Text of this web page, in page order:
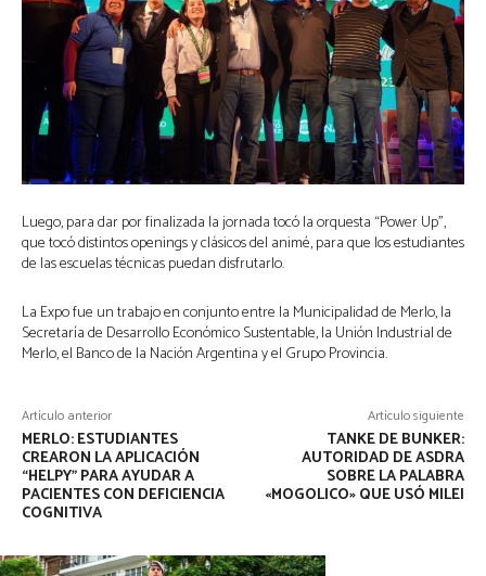
Luego, para dar por finalizada la jornada tocó la orquesta “Power Up”,
que tocó distintos openings y clásicos del animé, para que los estudiantes
de las escuelas técnicas puedan disfrutarlo.
La Expo fue un trabajo en conjunto entre la Municipalidad de Merlo, la
Secretaría de Desarrollo Económico Sustentable, la Unión Industrial de
Merlo, el Banco de la Nación Argentina y el Grupo Provincia.
Artículo anterior
MERLO: ESTUDIANTES
CREARON LA APLICACIÓN
“HELPY” PARA AYUDAR A
PACIENTES CON DEFICIENCIA
COGNITIVA
Artículo siguiente
TANKE DE BUNKER:
AUTORIDAD DE ASDRA
SOBRE LA PALABRA
«MOGOLICO» QUE USÓ MILEI